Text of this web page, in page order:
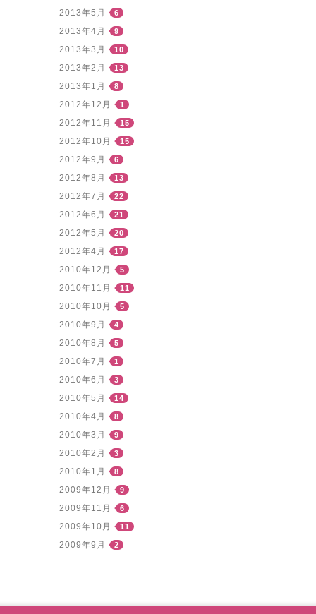
2013年5月 6
2013年4月 9
2013年3月 10
2013年2月 13
2013年1月 8
2012年12月 1
2012年11月 15
2012年10月 15
2012年9月 6
2012年8月 13
2012年7月 22
2012年6月 21
2012年5月 20
2012年4月 17
2010年12月 5
2010年11月 11
2010年10月 5
2010年9月 4
2010年8月 5
2010年7月 1
2010年6月 3
2010年5月 14
2010年4月 8
2010年3月 9
2010年2月 3
2010年1月 8
2009年12月 9
2009年11月 6
2009年10月 11
2009年9月 2